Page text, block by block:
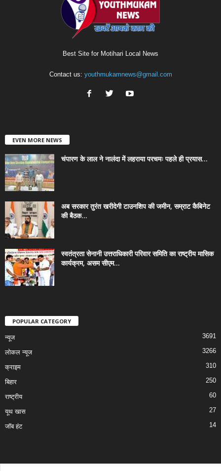
Best Site for Motihari Local News
Contact us: youthmukamnews@gmail.com
EVEN MORE NEWS
चंपारण के लाल ने नालंदा में लहराया परचमः पहले ही प्रयास...
अब सरकार तुरंत खरीदेगी टाउनशिप की जमीन, सम्राट कैबिनेट
की बैठक...
स्वतंत्रता सेनानी उत्तराधिकारी परिवार समिति का राष्ट्रीय मासिक
कार्यक्रम, असम सीएम...
POPULAR CATEGORY
न्यूज 3691
लोकल न्यूज 3266
क्राइम 310
बिहार 250
राष्ट्रीय 60
यूथ खास 27
जॉब हंट 14